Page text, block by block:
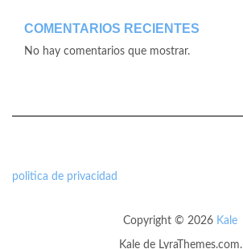
COMENTARIOS RECIENTES
No hay comentarios que mostrar.
politica de privacidad
Copyright © 2026 Kale
Kalede LyraThemes.com.